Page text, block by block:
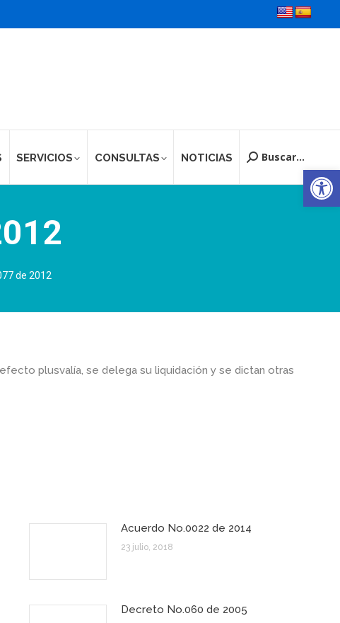
SERVICIOS CONSULTAS NOTICIAS Buscar:
Buscar...
de 2012
plusvalía, se delega su liquidación y se dictan otras
Acuerdo No.0022 de 2014
23 julio, 2018
Decreto No.060 de 2005